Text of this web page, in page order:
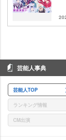
芸能人事典
芸能人TOP
ランキング情報
CM出演